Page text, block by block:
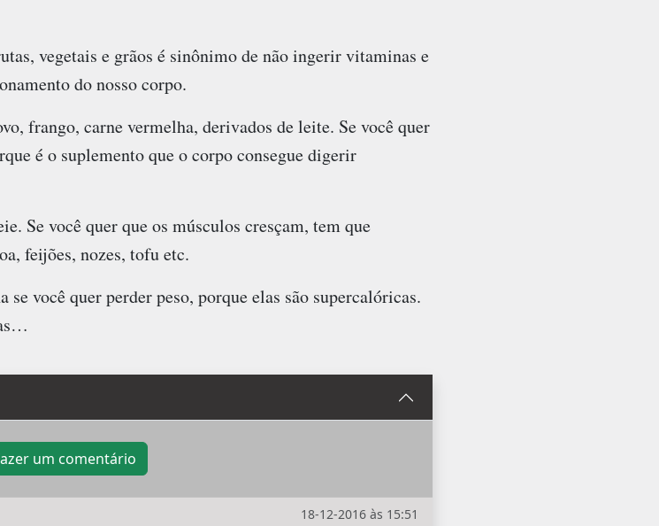
vegetais e grãos é sinônimo de não ingerir vitaminas e
do nosso corpo.
frango, carne vermelha, derivados de leite. Se você quer
é o suplemento que o corpo consegue digerir
Se você quer que os músculos cresçam, tem que
feijões, nozes, tofu etc.
você quer perder peso, porque elas são supercalóricas.
um comentário
18-12-2016 às 15:51